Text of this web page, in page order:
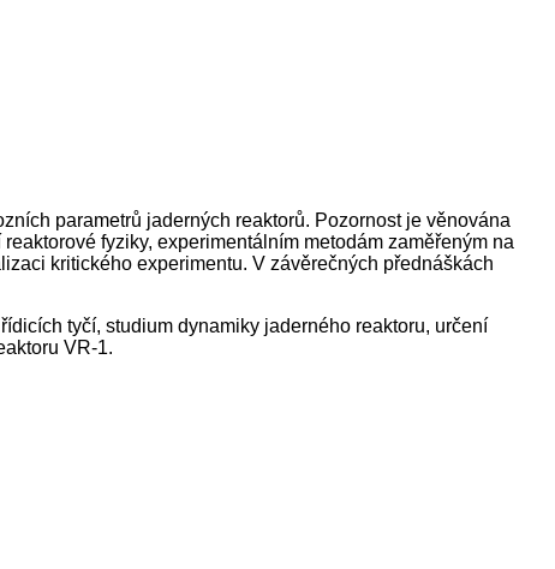
parametrů jaderných reaktorů. Pozornost je věnována
fyziky, experimentálním metodám zaměřeným na
kritického experimentu. V závěrečných přednáškách
tyčí, studium dynamiky jaderného reaktoru, určení
VR-1.